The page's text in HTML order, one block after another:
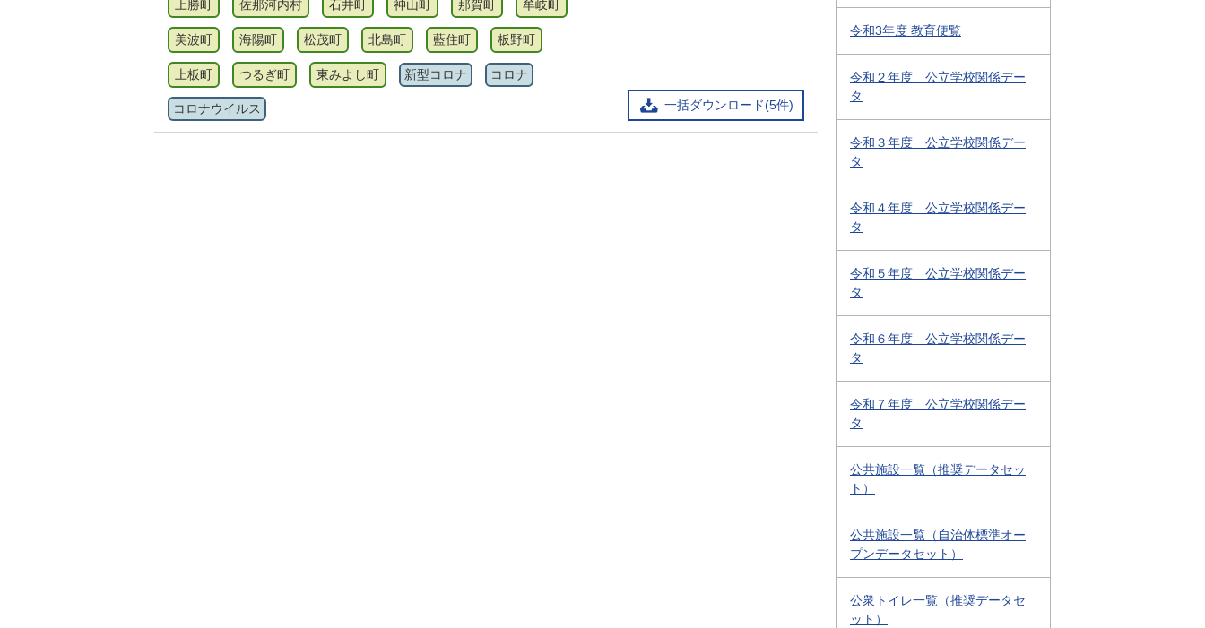
一括ダウンロード(5件)
上勝町 佐那河内村 石井町 神山町 那賀町 牟岐町
美波町 海陽町 松茂町 北島町 藍住町 板野町
上板町 つるぎ町 東みよし町 新型コロナ コロナ
コロナウイルス
令和3年度 教育便覧
令和２年度 公立学校関係デー
タ
令和３年度 公立学校関係デー
タ
令和４年度 公立学校関係デー
タ
令和５年度 公立学校関係デー
タ
令和６年度 公立学校関係デー
タ
令和７年度 公立学校関係デー
タ
公共施設一覧（推奨データセッ
ト）
公共施設一覧（自治体標準オー
プンデータセット）
公衆トイレ一覧（推奨データセ
ット）